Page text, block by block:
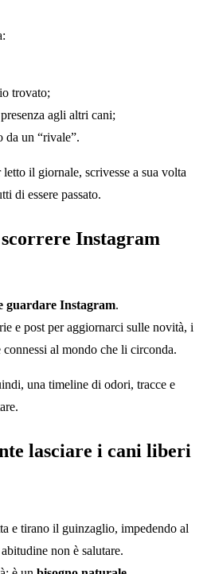
trovato;
agli altri cani;
da un “rivale”.
il giornale, scrivesse a sua volta
di essere passato.
Instagram
guardare Instagram.
e post per aggiornarci sulle novità, i
connessi al mondo che li circonda.
una timeline di odori, tracce e
lasciare i cani liberi
e tirano il guinzaglio, impedendo al
non è salutare.